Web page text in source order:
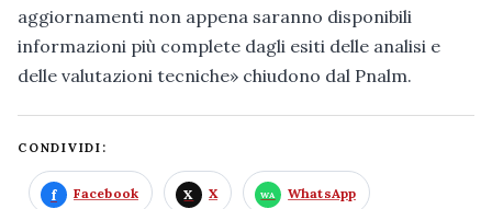
aggiornamenti non appena saranno disponibili
informazioni più complete dagli esiti delle analisi e
delle valutazioni tecniche» chiudono dal Pnalm.
CONDIVIDI:
Facebook X WhatsApp